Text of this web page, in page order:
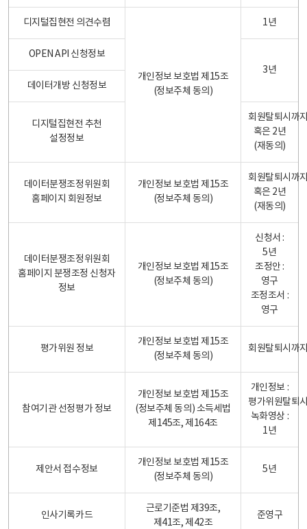
디지털집현전 의견수렴
개인정보 보호법 제15조
(정보주체 동의)
1년
OPEN API 신청정보
3년
데이터개방 신청정보
디지털집현전 추천
설정정보
회원탈퇴시까
혹은 2년
(재동의)
데이터분쟁조정위원회
홈페이지 회원정보
개인정보 보호법 제15조
(정보주체 동의)
회원탈퇴시까
혹은 2년
(재동의)
데이터분쟁조정위원회
홈페이지 분쟁조정 신청자
정보
개인정보 보호법 제15조
(정보주체 동의)
신청서 :
5년
조정안 :
영구
조정조서 :
영구
평가위원 정보
개인정보 보호법 제15조
(정보주체 동의)
회원탈퇴시까
참여기관 선정평가 정보
개인정보 보호법 제15조
(정보주체 동의) 소득세법
제145조, 제164조
개인정보 :
평가위원탈퇴
녹화영상 :
1년
제안서 접수정보
개인정보 보호법 제15조
(정보주체 동의)
5년
인사기록카드
근로기준법 제39조,
제41조, 제42조
준영구